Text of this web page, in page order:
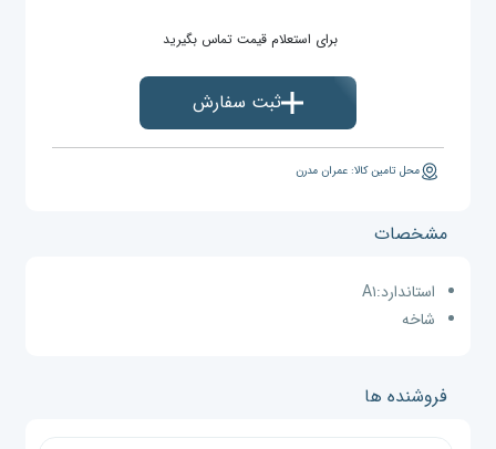
برای استعلام قیمت تماس بگیرید
ثبت سفارش
محل تامین کالا: عمران مدرن
مشخصات
استاندارد:A۱
شاخه
فروشنده ها